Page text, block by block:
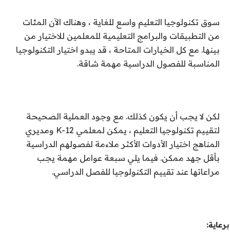
سوق تكنولوجيا التعليم واسع للغاية ، وهناك الآن المئات
من التطبيقات والبرامج التعليمية للمعلمين للاختيار من
بينها. مع كل الخيارات المتاحة ، قد يبدو اختيار التكنولوجيا
المناسبة للفصول الدراسية مهمة شاقة.
لكن لا يجب أن يكون كذلك. مع وجود العملية الصحيحة
لتقييم تكنولوجيا التعليم ، يمكن لمعلمي K-12 ومديري
المناهج اختيار الأدوات الأكثر ملاءمة لفصولهم الدراسية
بأقل جهد ممكن. فيما يلي سبعة عوامل مهمة يجب
مراعاتها عند تقييم التكنولوجيا للفصل الدراسي.
برعاية: